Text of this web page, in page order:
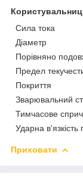
Сила тока
Діаметр
Порівняно
Предел
Покриття
Зварювальний
Тимчасове
Ударна в'язкість
Приховати